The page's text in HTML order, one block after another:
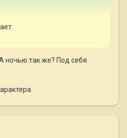
ночью так же? Под себя